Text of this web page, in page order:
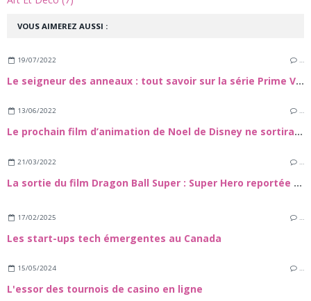
VOUS AIMEREZ AUSSI :
19/07/2022 …
Le seigneur des anneaux : tout savoir sur la série Prime Video
13/06/2022 …
Le prochain film d’animation de Noel de Disney ne sortira pas dans les salles de cinéma françaises
21/03/2022 …
La sortie du film Dragon Ball Super : Super Hero reportée à cause de piratage
17/02/2025 …
Les start-ups tech émergentes au Canada
15/05/2024 …
L'essor des tournois de casino en ligne